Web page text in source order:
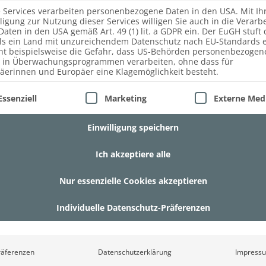
Services verarbeiten personenbezogene Daten in den USA. Mit
zur Nutzung dieser Services willigen Sie auch in die
in den USA gemäß Art. 49 (1) lit. a GDPR ein. Der EuGH stuft
ein Land mit unzureichendem Datenschutz nach EU-Standards
beispielsweise die Gefahr, dass US-Behörden
in Überwachungsprogrammen verarbeiten, ohne dass für
und Europäer eine Klagemöglichkeit besteht.
eine Liste der Service-Gruppen, für die eine
Marketing Externe
Einwilligung speichern
Ich akzeptiere alle
Nur essenzielle Cookies akzeptieren
Individuelle Datenschutz-Präferenzen
Datenschutzerklärung